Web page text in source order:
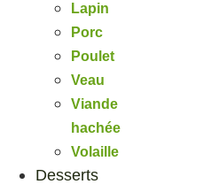
Lapin
Porc
Poulet
Veau
Viande
hachée
Volaille
Desserts